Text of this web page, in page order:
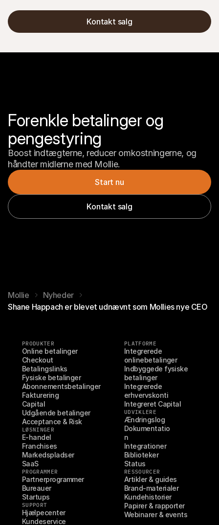
Kontakt salg
Forenkle betalinger og
pengestyring
Boost indtægterne, reducer omkostningerne, og
håndter midlerne med Mollie.
Start nu
Kontakt salg
Mollie
Nyheder
Shane Happach er blevet udnævnt som Mollies nye CEO
PRODUKTER
Online betalinger
Checkout
Betalingslinks
Fysiske betalinger
Abonnementsbetalinger
Fakturering
Capital
Udgående betalinger
Acceptance & Risk
LØSNINGER
E-handel
Franchises
Markedspladser
SaaS
PROGRAMMER
Partnerprogrammer
Bureauer
Startups
SUPPORT
Hjælpecenter
Kundeservice
PLATFORME
Integrerede
onlinebetalinger
Indbyggede fysiske
betalinger
Integrerede
erhvervskonti
Integreret Capital
UDVIKLERE
Ændringslog
Dokumentatio
n
Integrationer
Biblioteker
Status
RESSOURCER
Artikler & guides
Brand-materialer
Kundehistorier
Papirer & rapporter
Webinarer & events